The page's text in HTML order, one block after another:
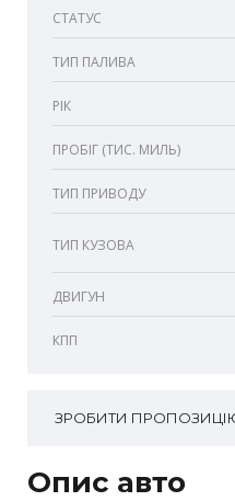
СТАТУС
ТИП ПАЛИВА
РІК
ПРОБІГ (ТИС. МИЛЬ)
ТИП ПРИВОДУ
ТИП КУЗОВА
ДВИГУН
КПП
ЗРОБИТИ
Опис авто